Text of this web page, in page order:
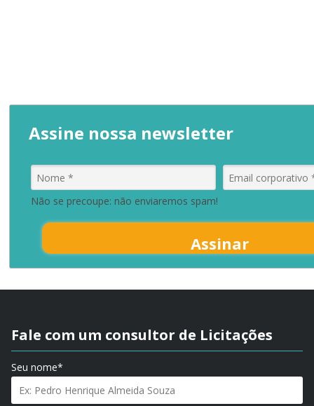
Assine nossa newsletter
Não se precoupe: não enviaremos spam!
Assinar
Fale com um consultor de Licitações
Seu nome*